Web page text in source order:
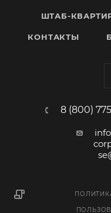
ШТАБ-
КОНТАКТЫ
8 (800)